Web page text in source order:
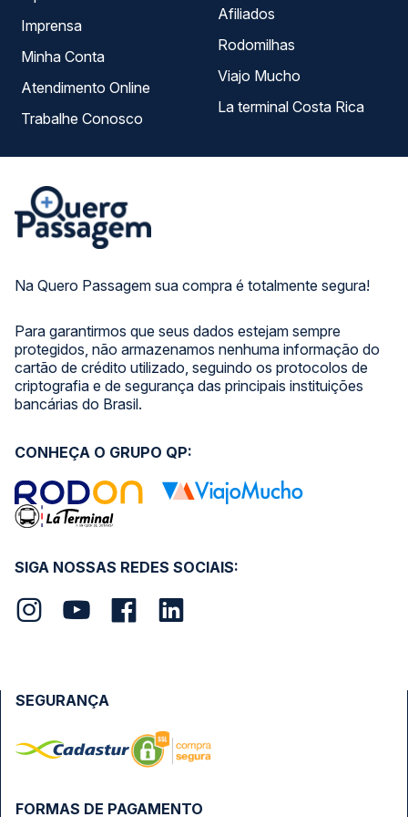
Na Quero Passagem sua compra é totalmente segura!
Para garantirmos que seus dados estejam sempre
protegidos, não armazenamos nenhuma informação do
cartão de crédito utilizado, seguindo os protocolos de
criptografia e de segurança das principais instituições
bancárias do Brasil.
Imprensa
Minha Conta
Atendimento Online
Trabalhe Conosco
Afiliados
Rodomilhas
Viajo Mucho
La terminal Costa Rica
SIGA NOSSAS REDES SOCIAIS:
CONHEÇA O GRUPO QP:
FORMAS DE PAGAMENTO
SEGURANÇA